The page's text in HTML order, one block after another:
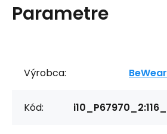
Parametre
Výrobca: BeWear
Kód: i10_P67970_2:116_